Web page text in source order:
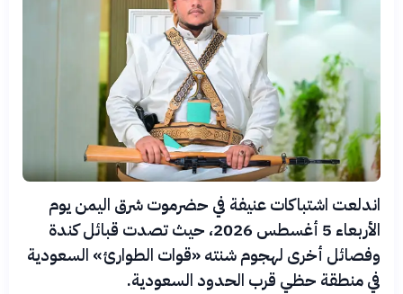
اندلعت اشتباكات عنيفة في حضرموت شرق اليمن يوم
الأربعاء 5 أغسطس 2026، حيث تصدت قبائل كندة
وفصائل أخرى لهجوم شنته «قوات الطوارئ» السعودية
في منطقة حظي قرب الحدود السعودية.